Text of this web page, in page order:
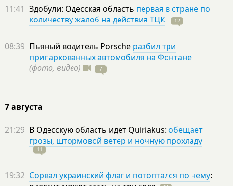
11:41 Здобули: Одесская область первая в стране по
количеству жалоб на действия ТЦК
12
08:39 Пьяный водитель Porsche разбил три
припаркованных автомобиля на Фонтане
(фото, видео)
7
7 августа
21:29 В Одесскую область идет Quiriakus: обещает
грозы, штормовой ветер и ночную прохладу
11
19:32 Сорвал украинский флаг и потоптался по нему: